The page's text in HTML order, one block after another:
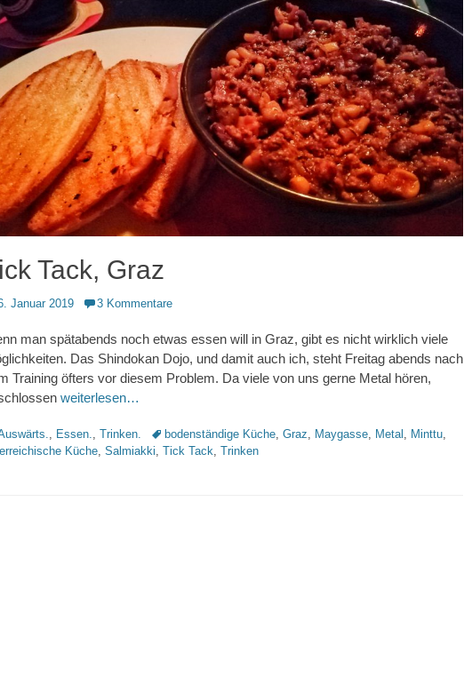
Tack, Graz
Januar 2019 3 Kommentare
man spätabends noch etwas essen will in Graz, gibt es nicht wirklich viele
Das Shindokan Dojo, und damit auch ich, steht Freitag abends nach
Training öfters vor diesem Problem. Da viele von uns gerne Metal hören,
weiterlesen…
Essen. Trinken. Schlagworte
bodenständige Küche Graz Maygasse Metal Minttu
Küche Salmiakki Tick Tack Trinken